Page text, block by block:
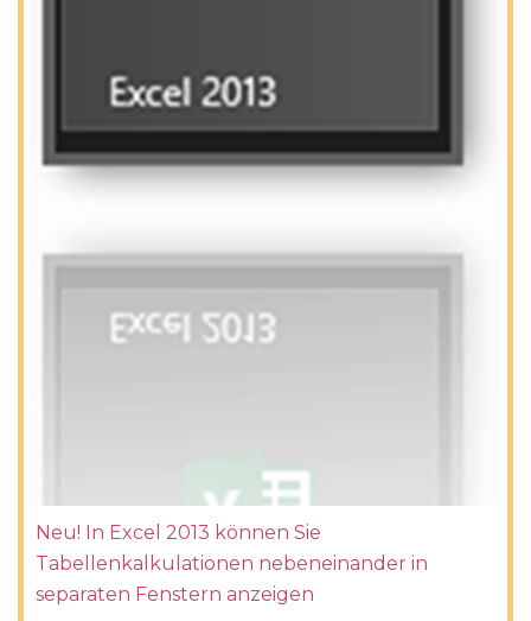
Neu! In Excel 2013 können Sie
Tabellenkalkulationen nebeneinander in
separaten Fenstern anzeigen